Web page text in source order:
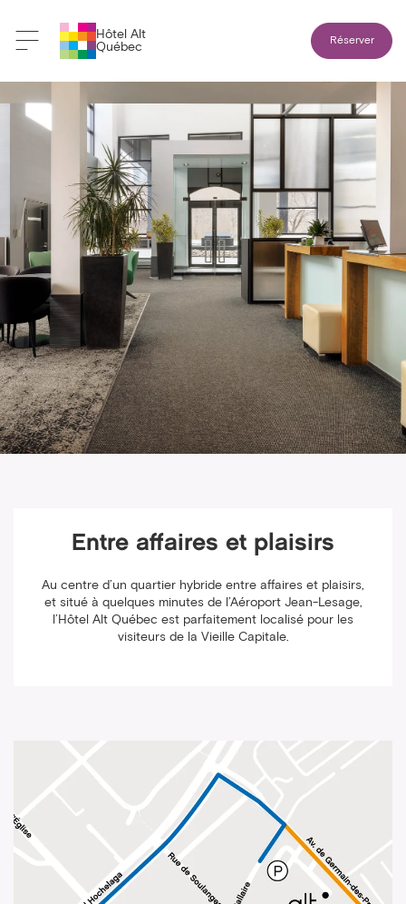
Hôtel Alt
Québec
Réserver
Entre affaires et plaisirs
Au centre d’un quartier hybride entre affaires et plaisirs,
et situé à quelques minutes de l’Aéroport Jean-Lesage,
l’Hôtel Alt Québec est parfaitement localisé pour les
visiteurs de la Vieille Capitale.